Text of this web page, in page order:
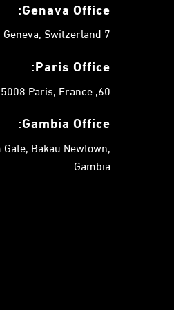
Genava Office:
7 chemin de Balexert, Châtelaine,1219 Geneva, Switzerland.
Paris Office:
60, rue François 1er, 75008 Paris, France.
Gambia Office:
Bakau Newtown,
Gambia.